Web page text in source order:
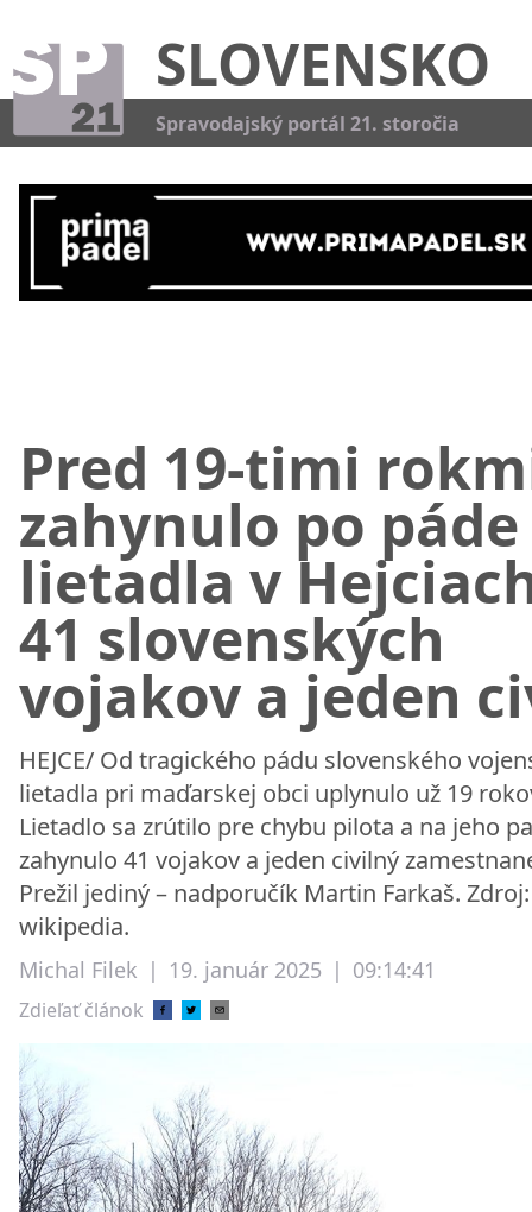
SLOVENSKO
Spravodajský portál 21. storočia
Pred 19-timi
zahynulo po páde
lietadla v
41 slovenských
vojakov a jeden
HEJCE/ Od tragického pádu slovenského
lietadla pri maďarskej obci uplynulo už 19
Lietadlo sa zrútilo pre chybu pilota a na jeho
zahynulo 41 vojakov a jeden civilný
Prežil jediný – nadporučík Martin Farkaš. Zdroj:
wikipedia.
Michal Filek | 19. január 2025 | 09:14:41
Zdieľať článok